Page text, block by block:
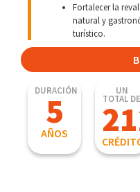
Fortalecer la
natural y
turístico.
DURACIÓN
5
AÑOS
UN
TOTAL DE